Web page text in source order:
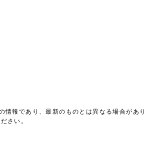
情報であり、最新のものとは異なる場合があり
さい。